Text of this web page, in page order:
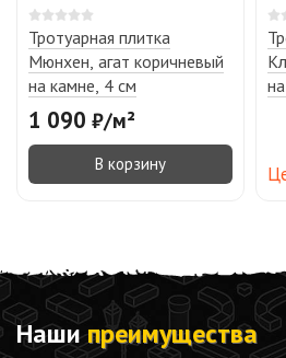
Тротуарная плитка
Мюнхен, агат коричневый
на камне, 4 см
1 090 ₽/м²
В корзину
Нашипреимущества